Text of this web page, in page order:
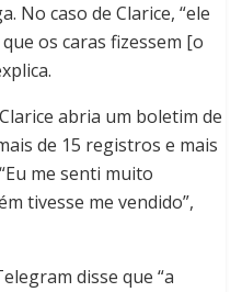
No caso de Clarice, “ele
os caras fizessem [o
abria um boletim de
de 15 registros e mais
me senti muito
tivesse me vendido”,
disse que “a